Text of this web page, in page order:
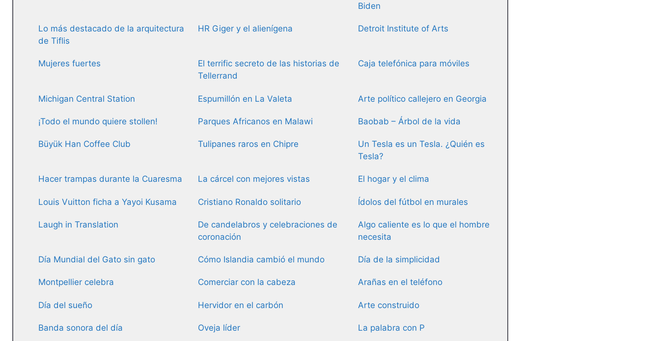
Biden
Lo más destacado de la arquitectura
de Tiflis
HR Giger y el alienígena Detroit Institute of Arts
Mujeres fuertes
El terrific secreto de las historias de
Tellerrand
Caja telefónica para móviles
Michigan Central Station Espumillón en La Valeta Arte político callejero en Georgia
¡Todo el mundo quiere stollen! Parques Africanos en Malawi Baobab – Árbol de la vida
Büyük Han Coffee Club Tulipanes raros en Chipre
Un Tesla es un Tesla. ¿Quién es
Tesla?
Hacer trampas durante la Cuaresma La cárcel con mejores vistas El hogar y el clima
Louis Vuitton ficha a Yayoi Kusama Cristiano Ronaldo solitario Ídolos del fútbol en murales
Laugh in Translation
De candelabros y celebraciones de
coronación
Algo caliente es lo que el hombre
necesita
Día Mundial del Gato sin gato Cómo Islandia cambió el mundo Día de la simplicidad
Montpellier celebra Comerciar con la cabeza Arañas en el teléfono
Día del sueño Hervidor en el carbón Arte construido
Banda sonora del día Oveja líder La palabra con P